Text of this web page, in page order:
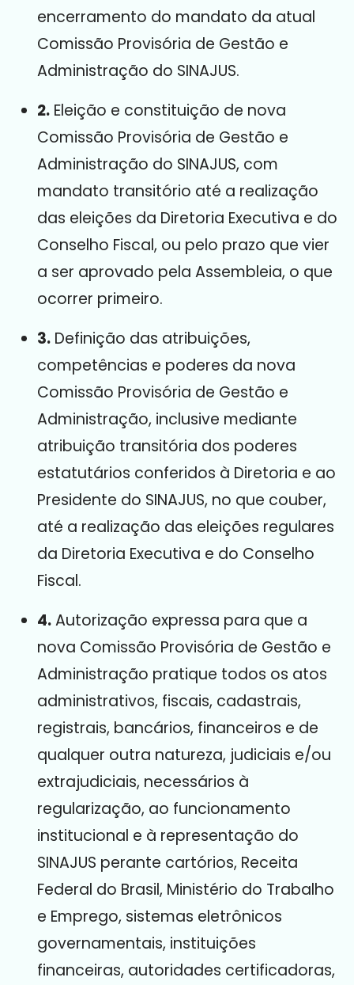
encerramento do mandato da atual
Comissão Provisória de Gestão e
Administração do SINAJUS.
2. Eleição e constituição de nova
Comissão Provisória de Gestão e
Administração do SINAJUS, com
mandato transitório até a realização
das eleições da Diretoria Executiva e do
Conselho Fiscal, ou pelo prazo que vier
a ser aprovado pela Assembleia, o que
ocorrer primeiro.
3. Definição das atribuições,
competências e poderes da nova
Comissão Provisória de Gestão e
Administração, inclusive mediante
atribuição transitória dos poderes
estatutários conferidos à Diretoria e ao
Presidente do SINAJUS, no que couber,
até a realização das eleições regulares
da Diretoria Executiva e do Conselho
Fiscal.
4.Autorização expressa para que a
nova Comissão Provisória de Gestão e
Administração pratique todos os atos
administrativos, fiscais, cadastrais,
registrais, bancários, financeiros e de
qualquer outra natureza, judiciais e/ou
extrajudiciais, necessários à
regularização, ao funcionamento
institucional e à representação do
SINAJUS perante cartórios, Receita
Federal do Brasil, Ministério do Trabalho
e Emprego, sistemas eletrônicos
governamentais, instituições
financeiras, autoridades certificadoras,